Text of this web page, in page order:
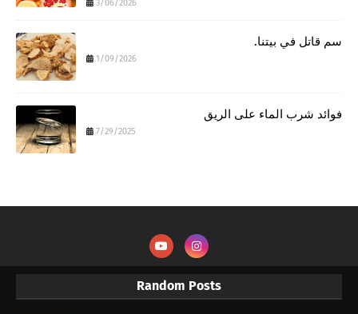
3/06/2026
سم قاتل في بيتنا.
1/09/2026
فوائد شرب الماء على الريق
7/29/2025
Random Posts